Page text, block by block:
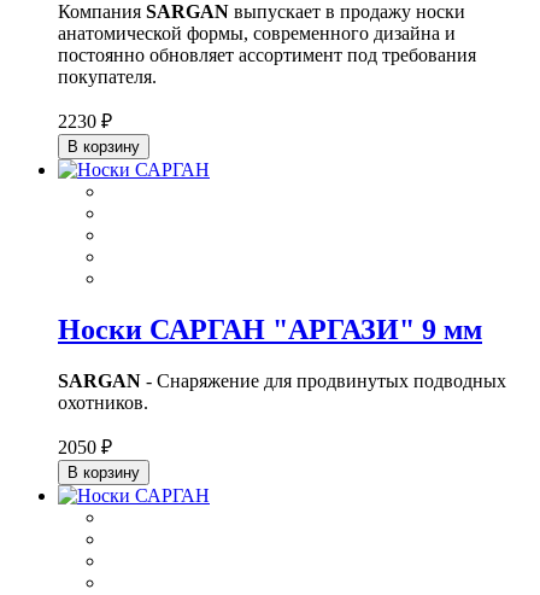
Компания SARGAN выпускает в продажу носки
анатомической формы, современного дизайна и
постоянно обновляет ассортимент под требования
покупателя.
2230 ₽
В корзину
Носки САРГАН "АРГАЗИ" 9 мм
SARGAN - Снаряжение для продвинутых подводных
охотников.
2050 ₽
В корзину